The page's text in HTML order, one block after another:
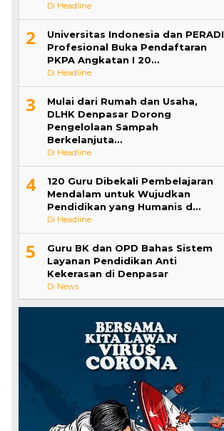
Di Headline
2
Universitas Indonesia dan PERADI
Profesional Buka Pendaftaran
PKPA Angkatan I 20…
Di Headline
3
Mulai dari Rumah dan Usaha,
DLHK Denpasar Dorong
Pengelolaan Sampah
Berkelanjuta…
Di Headline
4
120 Guru Dibekali Pembelajaran
Mendalam untuk Wujudkan
Pendidikan yang Humanis d…
Di Headline
5
Guru BK dan OPD Bahas Sistem
Layanan Pendidikan Anti
Kekerasan di Denpasar
Di News